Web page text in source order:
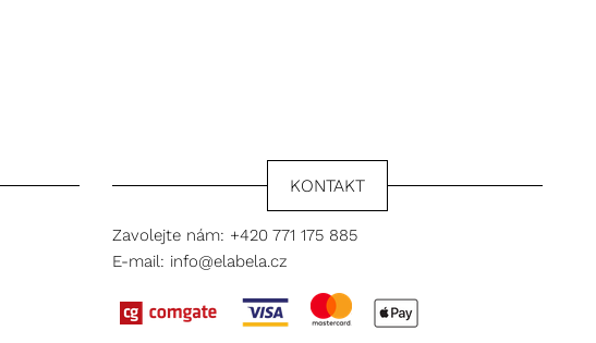
KONTAKT
Zavolejte nám: +420 771 175 885
E-mail: info@elabela.cz